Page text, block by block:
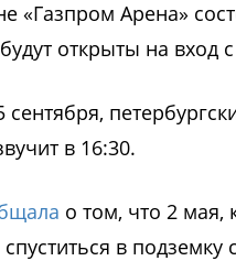
«Газпром Арена»
открыты на
в 16:30.
о том, что 2 мая,
в